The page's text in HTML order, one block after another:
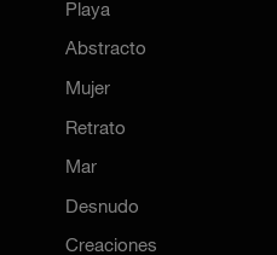
Playa
Abstracto
Mujer
Retrato
Mar
Desnudo
Creaciones